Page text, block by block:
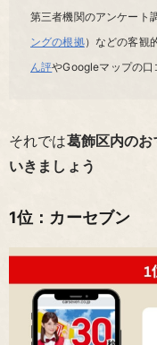
第三者機関のアンケート
ングの根拠）などの客観
ん評やGoogleマップの口
それでは葛飾区内の
いきましょう
1位：カーセブン